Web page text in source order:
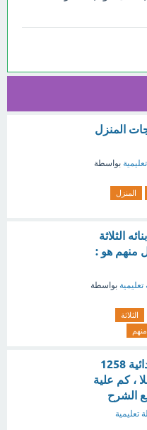
المنزل
بواسطة
المنزل
أبنائه الثلاثة
منهم هو :
تعليمية بواسطة
الثلاثة
منهم
وزع مدير المدرسة الابتدائية 1258
على 34 فصلا ، كم علية
الشرح
تعليمية